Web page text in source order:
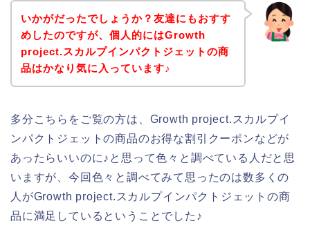
いかがだったでしょうか？友達にもおすす
めしたのですが、個人的にはGrowth
project.スカルプインパクトジェットの商
品はかなり気に入っています♪
多分こちらをご覧の方は、Growth project.スカルプイ
ンパクトジェットの商品のお得な割引クーポンなどが
あったらいいのに♪と思って色々と調べている人だと思
いますが、今回色々と調べてみて思ったのは数多くの
人がGrowth project.スカルプインパクトジェットの商
品に満足しているということでした♪